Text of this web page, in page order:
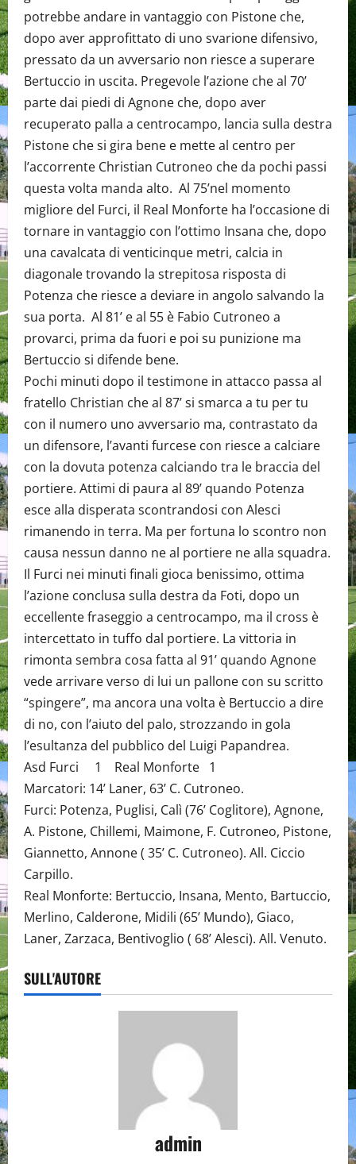
potrebbe andare in vantaggio con Pistone che,
dopo aver approfittato di uno svarione difensivo,
pressato da un avversario non riesce a superare
Bertuccio in uscita. Pregevole l’azione che al 70’
parte dai piedi di Agnone che, dopo aver
recuperato palla a centrocampo, lancia sulla destra
Pistone che si gira bene e mette al centro per
l’accorrente Christian Cutroneo che da pochi passi
questa volta manda alto. Al 75’nel momento
migliore del Furci, il Real Monforte ha l’occasione di
tornare in vantaggio con l’ottimo Insana che, dopo
una cavalcata di venticinque metri, calcia in
diagonale trovando la strepitosa risposta di
Potenza che riesce a deviare in angolo salvando la
sua porta. Al 81’ e al 55 è Fabio Cutroneo a
provarci, prima da fuori e poi su punizione ma
Bertuccio si difende bene.
Pochi minuti dopo il testimone in attacco passa al
fratello Christian che al 87’ si smarca a tu per tu
con il numero uno avversario ma, contrastato da
un difensore, l’avanti furcese con riesce a calciare
con la dovuta potenza calciando tra le braccia del
portiere. Attimi di paura al 89’ quando Potenza
esce alla disperata scontrandosi con Alesci
rimanendo in terra. Ma per fortuna lo scontro non
causa nessun danno ne al portiere ne alla squadra.
Il Furci nei minuti finali gioca benissimo, ottima
l’azione conclusa sulla destra da Foti, dopo un
eccellente fraseggio a centrocampo, ma il cross è
intercettato in tuffo dal portiere. La vittoria in
rimonta sembra cosa fatta al 91’ quando Agnone
vede arrivare verso di lui un pallone con su scritto
“spingere”, ma ancora una volta è Bertuccio a dire
di no, con l’aiuto del palo, strozzando in gola
l’esultanza del pubblico del Luigi Papandrea.
Asd Furci 1 Real Monforte 1
Marcatori: 14’ Laner, 63’ C. Cutroneo.
Furci: Potenza, Puglisi, Calì (76’ Coglitore), Agnone,
A. Pistone, Chillemi, Maimone, F. Cutroneo, Pistone,
Giannetto, Annone ( 35’ C. Cutroneo). All. Ciccio
Carpillo.
Real Monforte: Bertuccio, Insana, Mento, Bartuccio,
Merlino, Calderone, Midili (65’ Mundo), Giaco,
Laner, Zarzaca, Bentivoglio ( 68’ Alesci). All. Venuto.
SULL'AUTORE
admin